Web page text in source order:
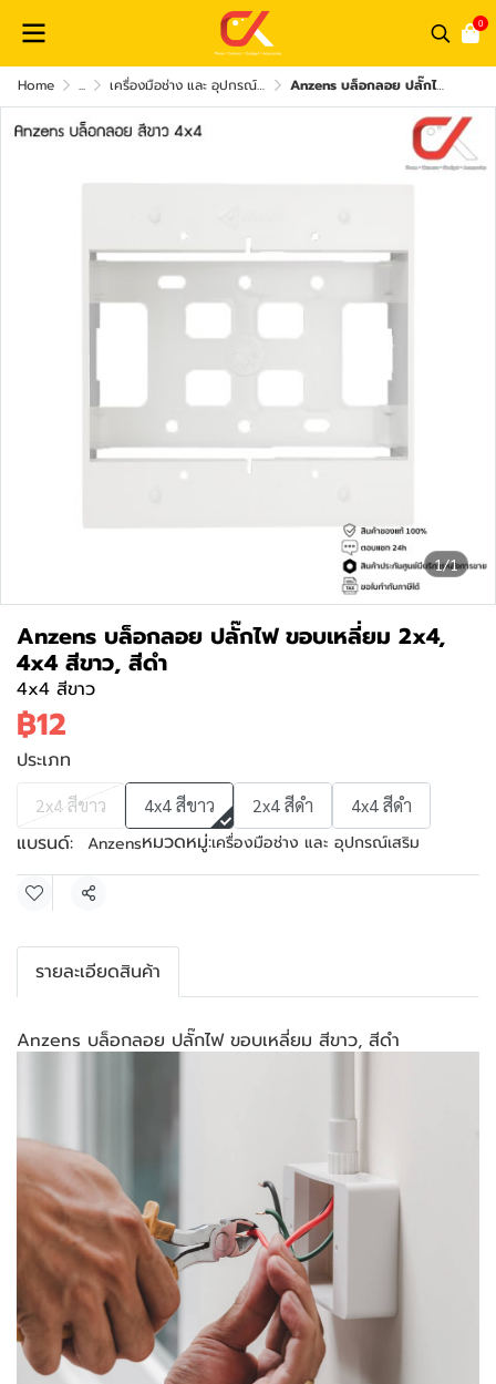
0
Home ... เครื่องมือช่าง และ อุปกรณ์เสริม Anzens บล็อกลอย ปลั๊กไฟ ขอบเหลี่ยม 2x4, 4x4 สีขาว, สีดำ
1/1
Anzens บล็อกลอย ปลั๊กไฟ ขอบเหลี่ยม 2x4,
4x4 สีขาว, สีดำ
4x4 สีขาว
฿12
ประเภท
2x4 สีขาว 4x4 สีขาว 2x4 สีดำ 4x4 สีดำ
แบรนด์: Anzensหมวดหมู่:เครื่องมือช่าง และ อุปกรณ์เสริม
แชร์
รายละเอียดสินค้า
Anzens บล็อกลอย ปลั๊กไฟ ขอบเหลี่ยม สีขาว, สีดำ